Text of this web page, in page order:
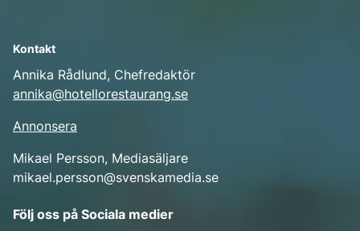
Kontakt
Annika Rådlund, Chefredaktör
annika@hotellorestaurang.se
Annonsera
Mikael Persson, Mediasäljare
mikael.persson@svenskamedia.se
Följ oss på Sociala medier